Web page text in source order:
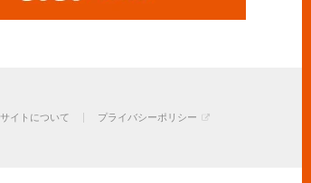
サイトについて プライバシーポリシー